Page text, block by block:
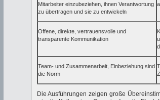
Mitarbeiter einzubeziehen, ihnen Verantwortung
zu übertragen und sie zu entwickeln
Offene, direkte, vertrauensvolle und
transparente Kommunikation
Team- und Zusammenarbeit, Einbeziehung sind
die Norm
Die Ausführungen zeigen große